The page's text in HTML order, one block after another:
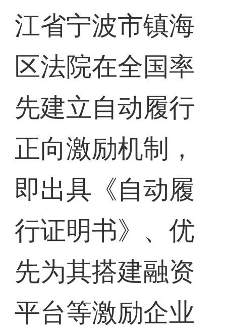
江省宁波市镇海
区法院在全国率
先建立自动履行
正向激励机制，
即出具《自动履
行证明书》、优
先为其搭建融资
平台等激励企业